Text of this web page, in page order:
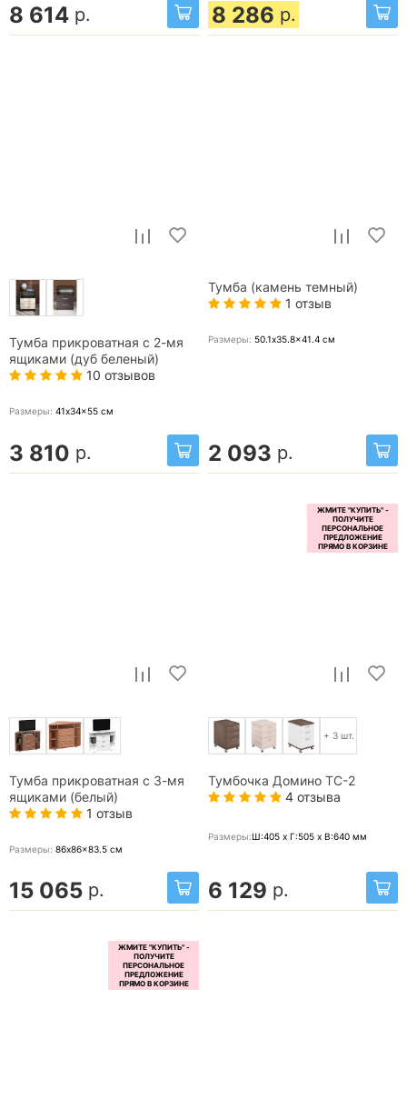
8 614 р. 8 286 р.
Тумба прикроватная с 2-мя
ящиками (дуб беленый)
10 отзывов
Размеры: 41x34x55 см
3 810 р.
Тумба (камень темный)
1 отзыв
Размеры: 50.1x35.8x41.4 см
2 093 р.
Тумба прикроватная с 3-мя
ящиками (белый)
1 отзыв
Размеры: 86x86x83.5 см
15 065 р.
+ 3 шт.
Тумбочка Домино ТС-2
4 отзыва
Размеры:Ш:405 x Г:505 x В:640 мм
6 129 р.